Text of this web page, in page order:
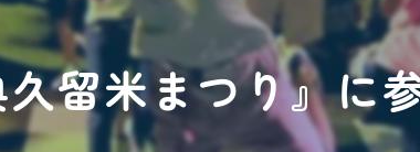
て循環器内科
消化器内科
脳神経内科
健康診断・人間ドック
介護老人保健施設 サンラ
介護老人保健施設 サン
留米まつり』に